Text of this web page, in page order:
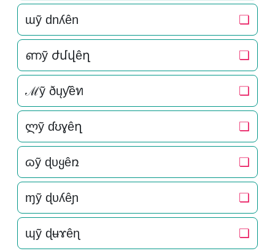
ɯỹ dnʎên ❏
ണỹ ժմվêղ ❏
ℳỹ ðųƴêท ❏
ლỹ ɗʊɣêղ ❏
ɷỹ ɖυყêռ ❏
ɱỹ ɖυʎêɲ ❏
ɰỹ ɖʉɤêɳ ❏